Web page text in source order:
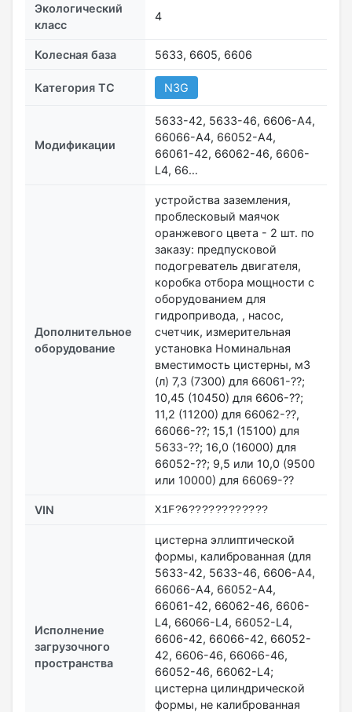
Экологический
класс
4
Колесная база 5633, 6605, 6606
Категория ТС N3G
Модификации
5633-42, 5633-46, 6606-А4,
66066-А4, 66052-А4,
66061-42, 66062-46, 6606-
L4, 66…
Дополнительное
оборудование
устройства заземления,
проблесковый маячок
оранжевого цвета - 2 шт. по
заказу: предпусковой
подогреватель двигателя,
коробка отбора мощности с
оборудованием для
гидропривода, , насос,
счетчик, измерительная
установка Номинальная
вместимость цистерны, м3
(л) 7,3 (7300) для 66061-??;
10,45 (10450) для 6606-??;
11,2 (11200) для 66062-??,
66066-??; 15,1 (15100) для
5633-??; 16,0 (16000) для
66052-??; 9,5 или 10,0 (9500
или 10000) для 66069-??
VIN X1F?6????????????
Исполнение
загрузочного
пространства
цистерна эллиптической
формы, калиброванная (для
5633-42, 5633-46, 6606-А4,
66066-А4, 66052-А4,
66061-42, 66062-46, 6606-
L4, 66066-L4, 66052-L4,
6606-42, 66066-42, 66052-
42, 6606-46, 66066-46,
66052-46, 66062-L4;
цистерна цилиндрической
формы, не калиброванная